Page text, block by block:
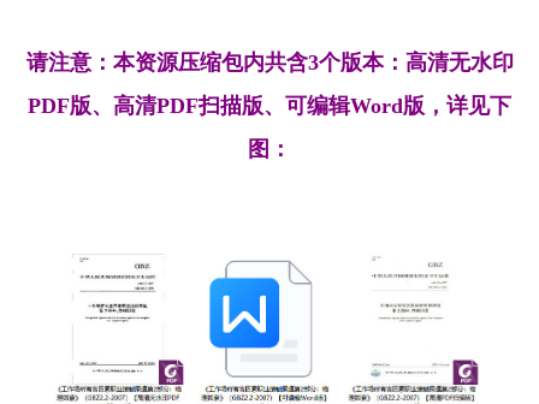
请注意：本资源压缩包内共含3个版本：高清无水印
PDF版、高清PDF扫描版、可编辑Word版，详见下
图：